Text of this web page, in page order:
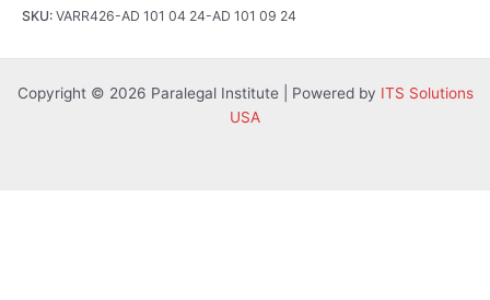
SKU: VARR426-AD 101 04 24-AD 101 09 24
Copyright © 2026 Paralegal Institute | Powered by ITS Solutions
USA